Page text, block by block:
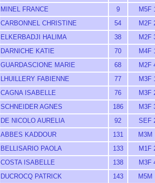
MINEL FRANCE 9 M5F
CARBONNEL CHRISTINE 54 M2F
ELKERBADJI HALIMA 38 M2F
DARNICHE KATIE 70 M4F
GUARDASCIONE MARIE 68 M2F
LHUILLERY FABIENNE 77 M3F
CAGNA ISABELLE 76 M3F
SCHNEIDER AGNES 186 M3F
DE NICOLO AURELIA 92 SEF
ABBES KADDOUR 131 M3M
BELLISARIO PAOLA 133 M1F
COSTA ISABELLE 138 M3F
DUCROCQ PATRICK 143 M5M